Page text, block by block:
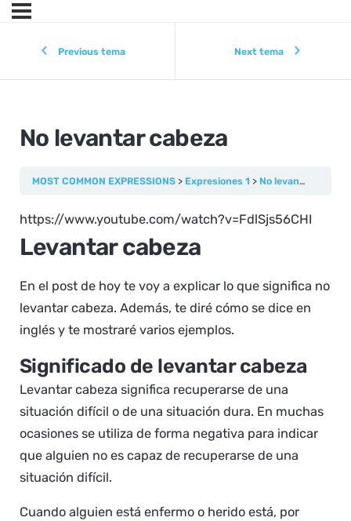
Previous tema Next tema
No levantar cabeza
MOST COMMON EXPRESSIONS Expresiones 1 No levantar cabeza
https://www.youtube.com/watch?v=FdlSjs56CHI
Levantar cabeza
En el post de hoy te voy a explicar lo que significa no
levantar cabeza. Además, te diré cómo se dice en
inglés y te mostraré varios ejemplos.
Significado de levantar cabeza
Levantar cabeza significa recuperarse de una
situación difícil o de una situación dura. En muchas
ocasiones se utiliza de forma negativa para indicar
que alguien no es capaz de recuperarse de una
situación difícil.
Cuando alguien está enfermo o herido está, por